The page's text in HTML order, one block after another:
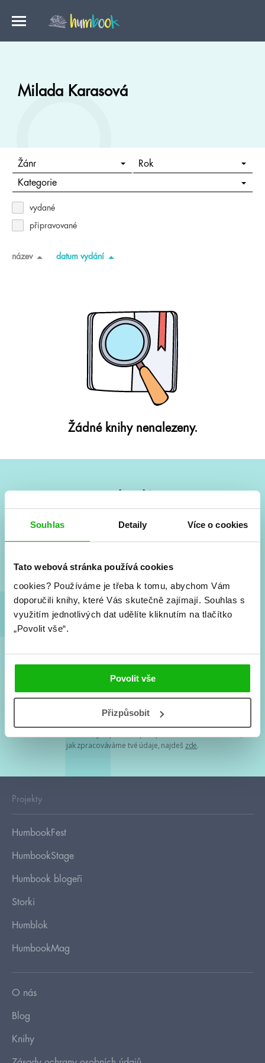
Souhlas Detaily Více o cookies
Tato webová stránka používá cookies
cookies? Používáme je třeba k tomu, abychom Vám
doporučili knihy, které Vás skutečně zajímají. Souhlas s
využitím jednotlivých dat udělíte kliknutím na tlačítko
„Povolit vše“.
Povolit vše
Přizpůsobit
Milada Karasová
Žánr Rok
Kategorie
vydané
připravované
název datum vydání
Žádné knihy nenalezeny.
Vše kolem #youngadult každý měsíc rovnou do mailu!
a seriálové adaptace a další.
Souhlasím spodmínkami zpracování osobních údajů
Tvá e-mailová adresa je u nás v bezpečí. Přečti si
jak zpracováváme tvé údaje, najdeš zde.
Projekty
HumbookFest
HumbookStage
Humbook blogeři
Storki
Humblok
HumbookMag
O nás
Blog
Knihy